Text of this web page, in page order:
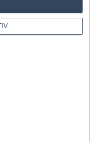
att minska skräppost.